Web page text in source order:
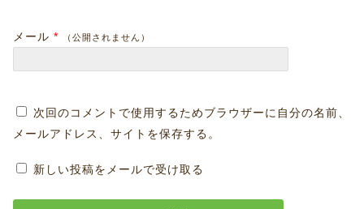
メール * （公開されません）
次回のコメントで使用するためブラウザーに自分の名前、
メールアドレス、サイトを保存する。
新しい投稿をメールで受け取る